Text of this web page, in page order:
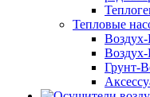
Тепловые
Грунт-